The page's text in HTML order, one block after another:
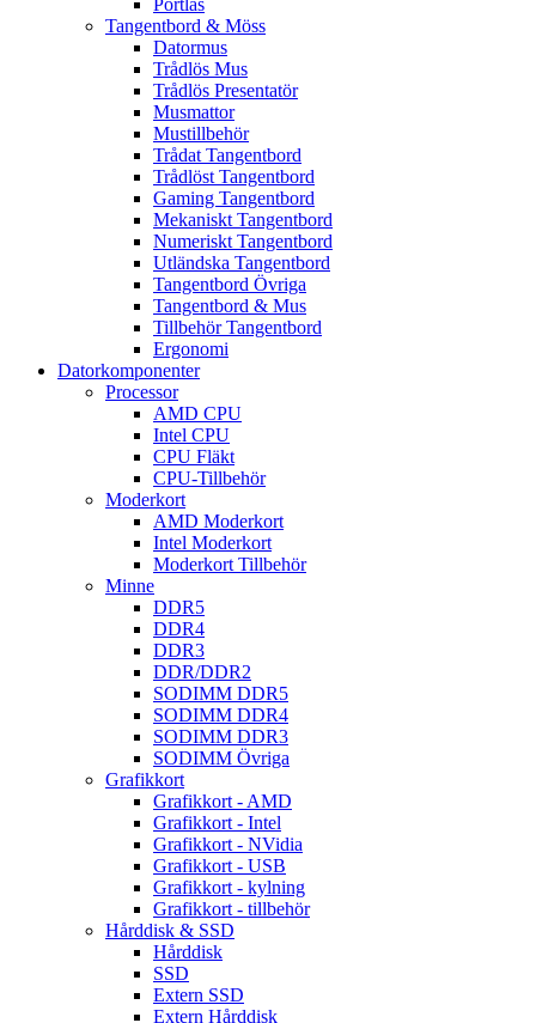
Portlås
Tangentbord & Möss
Datormus
Trådlös Mus
Trådlös Presentatör
Musmattor
Mustillbehör
Trådat Tangentbord
Trådlöst Tangentbord
Gaming Tangentbord
Mekaniskt Tangentbord
Numeriskt Tangentbord
Utländska Tangentbord
Tangentbord Övriga
Tangentbord & Mus
Tillbehör Tangentbord
Ergonomi
Datorkomponenter
Processor
AMD CPU
Intel CPU
CPU Fläkt
CPU-Tillbehör
Moderkort
AMD Moderkort
Intel Moderkort
Moderkort Tillbehör
Minne
DDR5
DDR4
DDR3
DDR/DDR2
SODIMM DDR5
SODIMM DDR4
SODIMM DDR3
SODIMM Övriga
Grafikkort
Grafikkort - AMD
Grafikkort - Intel
Grafikkort - NVidia
Grafikkort - USB
Grafikkort - kylning
Grafikkort - tillbehör
Hårddisk & SSD
Hårddisk
SSD
Extern SSD
Extern Hårddisk